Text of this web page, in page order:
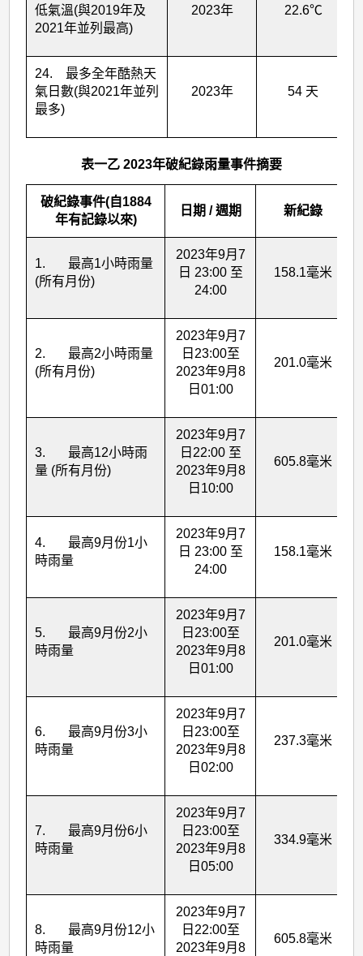
低氣溫(與2019年及
2021年並列最高)
2023年 22.6℃
24. 最多全年酷熱天
氣日數(與2021年並列
最多)
2023年 54 天
表一乙 2023年破紀錄雨量事件摘要
破紀錄事件(自1884
年有記錄以來)
日期 / 週期 新紀錄
1. 最高1小時雨量
(所有月份)
2023年9月7
日 23:00 至
24:00
158.1毫米
2. 最高2小時雨量
(所有月份)
2023年9月7
日23:00至
2023年9月8
日01:00
201.0毫米
3. 最高12小時雨
量 (所有月份)
2023年9月7
日22:00 至
2023年9月8
日10:00
605.8毫米
4. 最高9月份1小
時雨量
2023年9月7
日 23:00 至
24:00
158.1毫米
5. 最高9月份2小
時雨量
2023年9月7
日23:00至
2023年9月8
日01:00
201.0毫米
6. 最高9月份3小
時雨量
2023年9月7
日23:00至
2023年9月8
日02:00
237.3毫米
7. 最高9月份6小
時雨量
2023年9月7
日23:00至
2023年9月8
日05:00
334.9毫米
8. 最高9月份12小
時雨量
2023年9月7
日22:00至
2023年9月8
605.8毫米